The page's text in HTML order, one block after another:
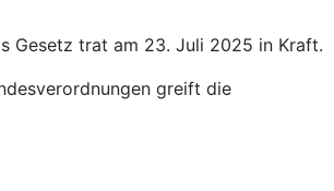
Gesetz trat am 23. Juli 2025 in Kraft.
greift die